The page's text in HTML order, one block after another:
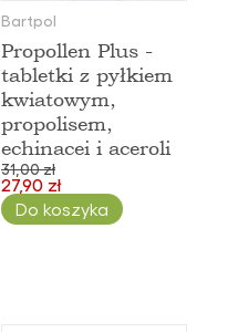
Bartpol
Propollen Plus -
tabletki z pyłkiem
kwiatowym,
propolisem,
echinacei i aceroli
31,00 zł
27,90 zł
Do koszyka